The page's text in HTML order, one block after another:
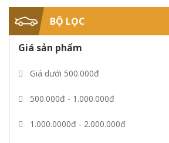
BỘ LỌC
Giá sản phẩm
Giá dưới 500.000đ
500.000đ - 1.000.000đ
1.000.0000đ - 2.000.000đ